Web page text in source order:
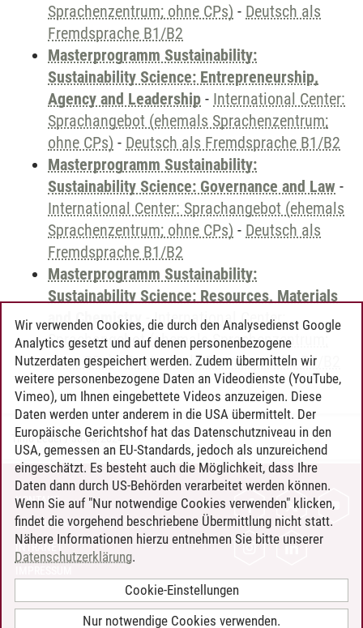
Sprachenzentrum; ohne CPs) - Deutsch als
Fremdsprache B1/B2
Masterprogramm Sustainability:
Sustainability Science: Entrepreneurship,
Agency and Leadership - International Center:
Sprachangebot (ehemals Sprachenzentrum;
ohne CPs) - Deutsch als Fremdsprache B1/B2
Masterprogramm Sustainability:
Sustainability Science: Governance and Law -
International Center: Sprachangebot (ehemals
Sprachenzentrum; ohne CPs) - Deutsch als
Fremdsprache B1/B2
Masterprogramm Sustainability:
Sustainability Science: Resources, Materials
and Chemistry -International Center:
Sprachangebot (ehemals Sprachenzentrum;
ohne CPs)-Deutsch als Fremdsprache B1/B2
Timo Leder/30.06.2024
KONTAKT
LEUPHANA ALS ARBEITGEBER
INTRANET
BARRIEREFREIHEIT
Wir verwenden Cookies, die durch den Analysedienst Google
Analytics gesetzt und auf denen personenbezogene
Nutzerdaten gespeichert werden. Zudem übermitteln wir
weitere personenbezogene Daten an Videodienste (YouTube,
Vimeo), um Ihnen eingebettete Videos anzuzeigen. Diese
Daten werden unter anderem in die USA übermittelt. Der
Europäische Gerichtshof hat das Datenschutzniveau in den
USA, gemessen an EU-Standards, jedoch als unzureichend
eingeschätzt. Es besteht auch die Möglichkeit, dass Ihre
Daten dann durch US-Behörden verarbeitet werden können.
Wenn Sie auf "Nur notwendige Cookies verwenden" klicken,
findet die vorgehend beschriebene Übermittlung nicht statt.
Nähere Informationen hierzu entnehmen Sie bitte unserer
Datenschutzerklärung.
Cookie-Einstellungen
Nur notwendige Cookies verwenden.